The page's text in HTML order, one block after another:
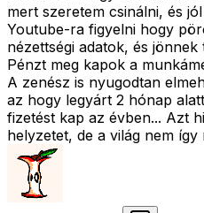
mert szeretem csinálni, és
Youtube-ra figyelni hogy
nézettségi adatok, és jönnek
Pénzt meg kapok a
A zenész is nyugodtan
az hogy legyárt 2 hónap
fizetést kap az évben... Azt
helyzetet, de a világ nem így